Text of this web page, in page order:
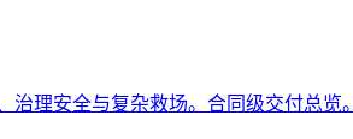
理安全与复杂救场。合同级交付总览。